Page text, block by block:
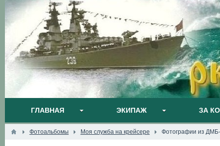
ГЛАВНАЯ ЭКИПАЖ ЗА
Фотоальбомы Моя служба на крейсере Фотографии из